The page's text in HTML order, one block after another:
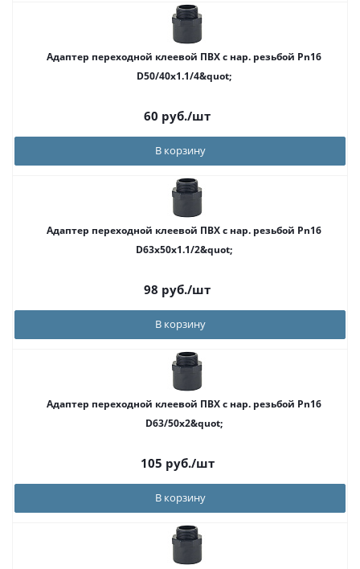
Адаптер переходной клеевой ПВХ с нар. резьбой Pn16
D50/40x1.1/4&quot;
60 руб./шт
В корзину
Адаптер переходной клеевой ПВХ с нар. резьбой Pn16
D63х50x1.1/2&quot;
98 руб./шт
В корзину
Адаптер переходной клеевой ПВХ с нар. резьбой Pn16
D63/50x2&quot;
105 руб./шт
В корзину